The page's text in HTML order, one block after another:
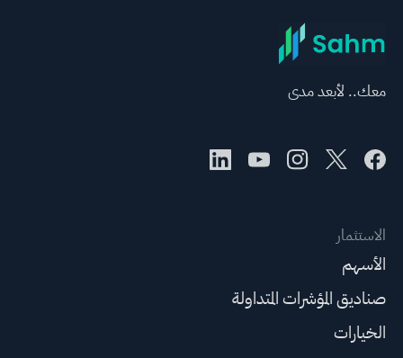
معك.. لأبعد مدى
الاستثمار
الأسهم
صناديق المؤشرات المتداولة
الخيارات